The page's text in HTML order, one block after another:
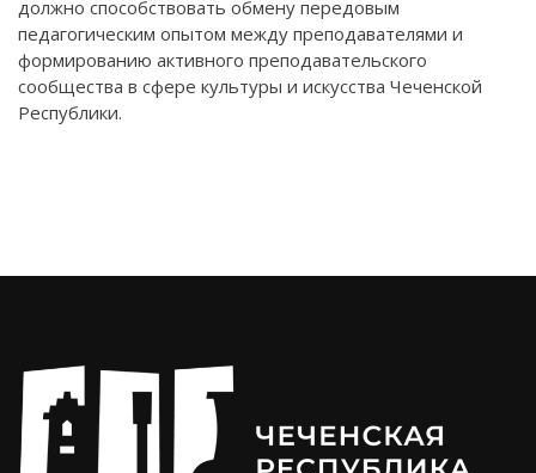
должно способствовать обмену передовым
педагогическим опытом между преподавателями и
формированию активного преподавательского
сообщества в сфере культуры и искусства Чеченской
Республики.